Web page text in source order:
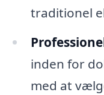
traditionel
inden for
med at